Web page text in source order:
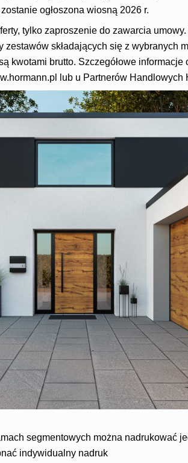
ogłoszona wiosną 2026 r.
tylko zaproszenie do zawarcia
zestawów składających się z wybranych
kwotami brutto. Szczegółowe informacje
lub u Partnerów Handlowych
segmentowych można nadrukować
indywidualny nadruk